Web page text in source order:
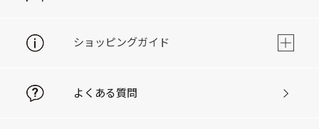
ショッピングガイド
よくある質問